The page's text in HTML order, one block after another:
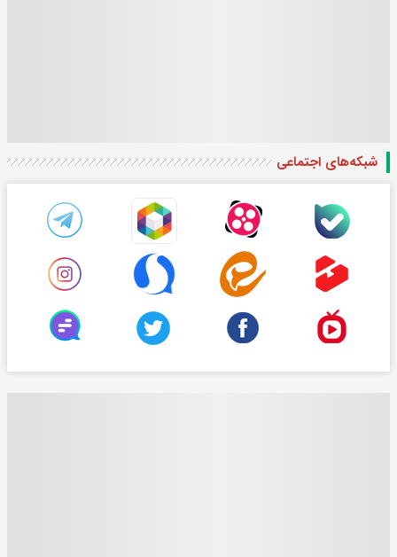
شبکه‌های اجتماعی